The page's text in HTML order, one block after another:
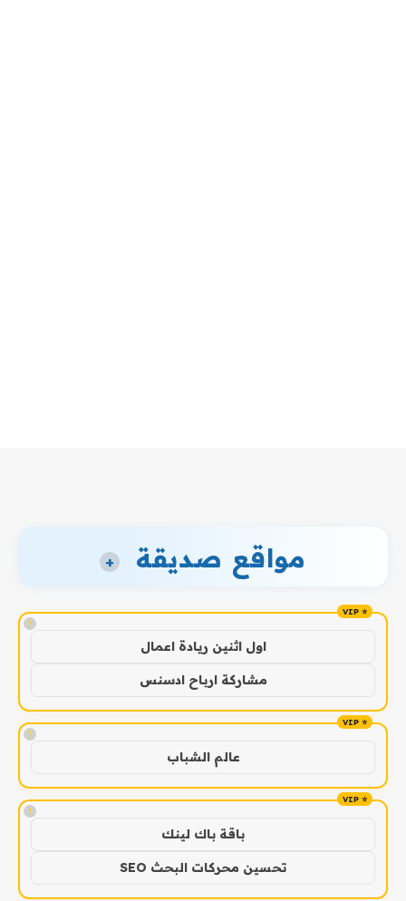
مواقع صديقة +
!
اول اثنين ريادة اعمال
مشاركة ارباح ادسنس
!
عالم الشباب
!
باقة باك لينك
تحسين محركات البحث SEO